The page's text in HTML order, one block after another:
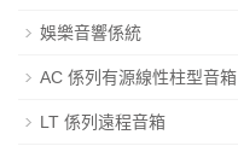
娛樂音響係統
AC 係列有源線性柱型音箱
LT 係列遠程音箱